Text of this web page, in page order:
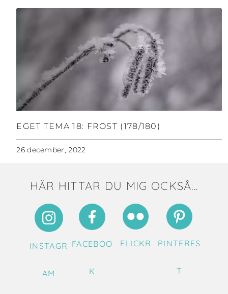
EGET TEMA 18: FROST (178/180)
26 december, 2022
HÄR HITTAR DU MIG OCKSÅ...
INSTAGR
AM
FACEBOO
K
FLICKR PINTERES
T